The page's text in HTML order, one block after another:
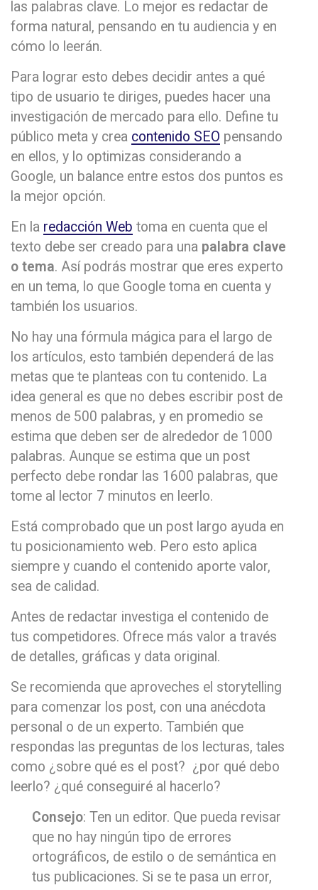
las palabras clave. Lo mejor es redactar de
forma natural, pensando en tu audiencia y en
cómo lo leerán.
Para lograr esto debes decidir antes a qué
tipo de usuario te diriges, puedes hacer una
investigación de mercado para ello. Define tu
público meta y crea contenido SEO pensando
en ellos, y lo optimizas considerando a
Google, un balance entre estos dos puntos es
la mejor opción.
En la redacción Web toma en cuenta que el
texto debe ser creado para una palabra clave
o tema. Así podrás mostrar que eres experto
en un tema, lo que Google toma en cuenta y
también los usuarios.
No hay una fórmula mágica para el largo de
los artículos, esto también dependerá de las
metas que te planteas con tu contenido. La
idea general es que no debes escribir post de
menos de 500 palabras, y en promedio se
estima que deben ser de alrededor de 1000
palabras. Aunque se estima que un post
perfecto debe rondar las 1600 palabras, que
tome al lector 7 minutos en leerlo.
Está comprobado que un post largo ayuda en
tu posicionamiento web. Pero esto aplica
siempre y cuando el contenido aporte valor,
sea de calidad.
Antes de redactar investiga el contenido de
tus competidores. Ofrece más valor a través
de detalles, gráficas y data original.
Se recomienda que aproveches el storytelling
para comenzar los post, con una anécdota
personal o de un experto. También que
respondas las preguntas de los lecturas, tales
como ¿sobre qué es el post? ¿por qué debo
leerlo? ¿qué conseguiré al hacerlo?
Consejo: Ten un editor. Que pueda revisar
que no hay ningún tipo de errores
ortográficos, de estilo o de semántica en
tus publicaciones. Si se te pasa un error,